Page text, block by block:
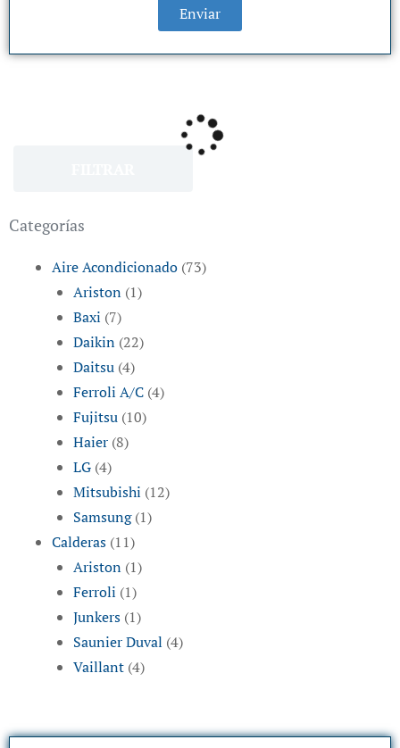
Enviar
Categorías
Aire Acondicionado (73)
Ariston (1)
Baxi (7)
Daikin (22)
Daitsu (4)
Ferroli A/C (4)
Fujitsu (10)
Haier (8)
LG (4)
Mitsubishi (12)
Samsung (1)
Calderas (11)
Ariston (1)
Ferroli (1)
Junkers (1)
Saunier Duval (4)
Vaillant (4)